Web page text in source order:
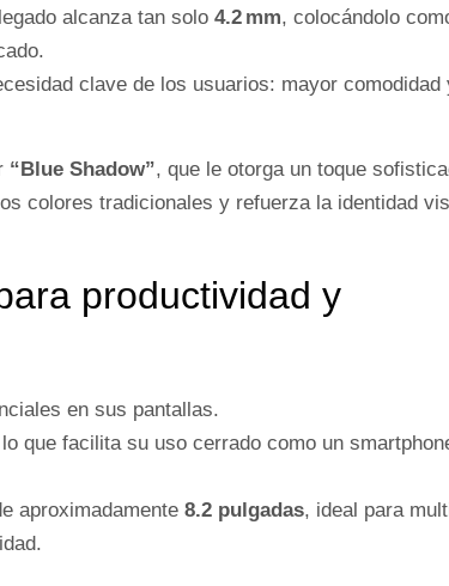
alcanza tan solo 4.2 mm, colocándolo
clave de los usuarios: mayor comodidad
“Blue Shadow”, que le otorga un toque
colores tradicionales y refuerza la identidad
productividad y
en sus pantallas.
que facilita su uso cerrado como un
aproximadamente 8.2 pulgadas, ideal para